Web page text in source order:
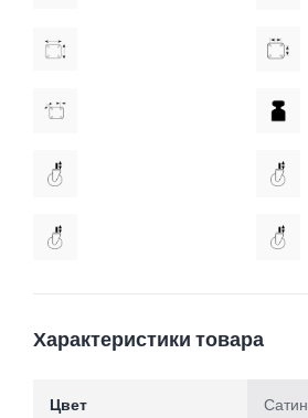
Характеристики товара
Цвет Сатин